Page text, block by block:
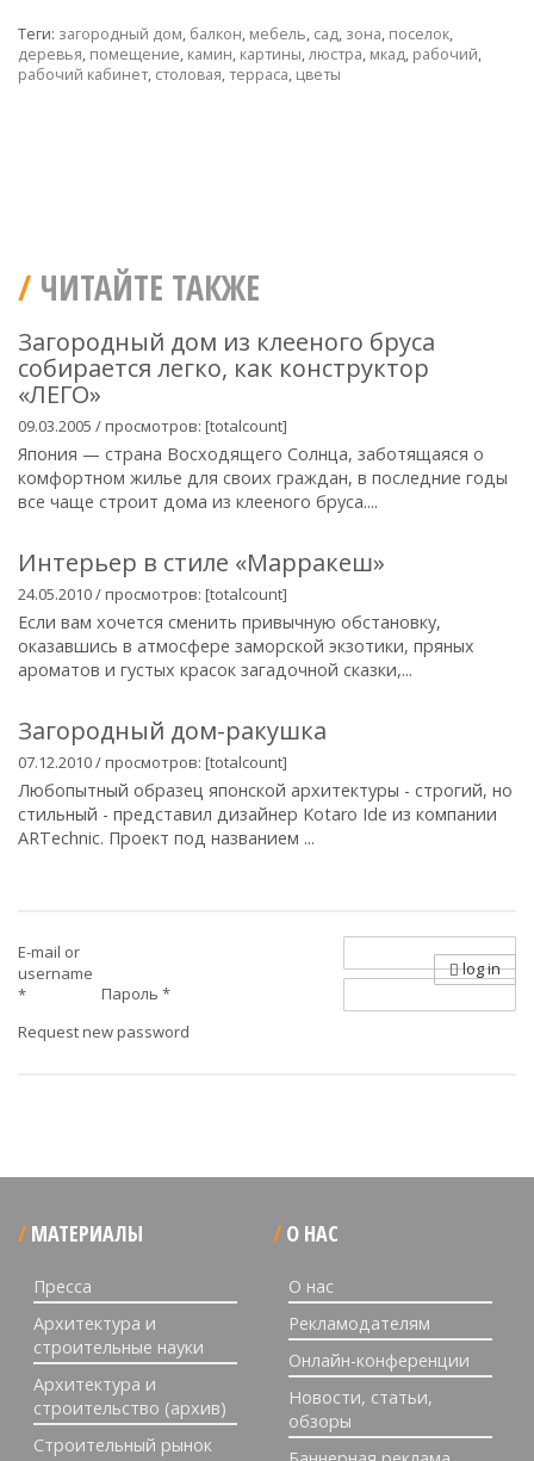
Теги: загородный дом, балкон, мебель, сад, зона, поселок,
деревья, помещение, камин, картины,люстра, мкад, рабочий,
рабочий кабинет, столовая,терраса, цветы
ЧИТАЙТЕ ТАКЖЕ
Загородный дом из клееного бруса
собирается легко, как конструктор
«ЛЕГО»
09.03.2005 / просмотров: [totalcount]
Япония — страна Восходящего Солнца, заботящаяся о
комфортном жилье для своих граждан, в последние годы
все чаще строит дома из клееного бруса....
Интерьер в стиле «Марракеш»
24.05.2010 / просмотров: [totalcount]
Если вам хочется сменить привычную обстановку,
оказавшись в атмосфере заморской экзотики, пряных
ароматов и густых красок загадочной сказки,...
Загородный дом-ракушка
07.12.2010 / просмотров: [totalcount]
Любопытный образец японской архитектуры - строгий, но
стильный - представил дизайнер Kotaro Ide из компании
ARTechnic. Проект под названием ...
E-mail or
username
*
Пароль *
Request new password
log in
МАТЕРИАЛЫ
Пресса
Архитектура и
строительные науки
Архитектура и
строительство (архив)
Строительный рынок
О НАС
О нас
Рекламодателям
Онлайн-конференции
Новости, статьи,
обзоры